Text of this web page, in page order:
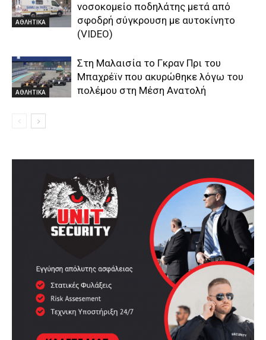
ΑΘΛΗΤΙΚΑ
νοσοκομείο ποδηλάτης μετά από
σφοδρή σύγκρουση με αυτοκίνητο
(VIDEO)
ΑΘΛΗΤΙΚΑ
Στη Μαλαισία το Γκραν Πρι του
Μπαχρέϊν που ακυρώθηκε λόγω του
πολέμου στη Μέση Ανατολή